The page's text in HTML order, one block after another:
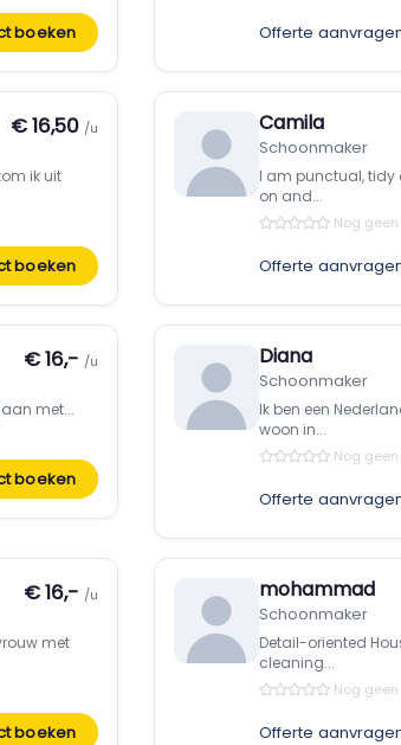
boeken Offerte
€ 16,50 /u
ik uit
boeken
Camila
Schoonmaker
I am punctual, tidy
on and...
Nog
Offerte
€ 16,- /u
met...
boeken
Diana
Schoonmaker
Ik ben een
woon in...
Nog
Offerte
€ 16,- /u
met
boeken
mohammad
Schoonmaker
Detail-oriented
cleaning...
Nog
Offerte